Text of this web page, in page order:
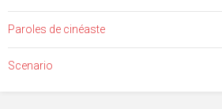
Paroles de cinéaste
Scenario